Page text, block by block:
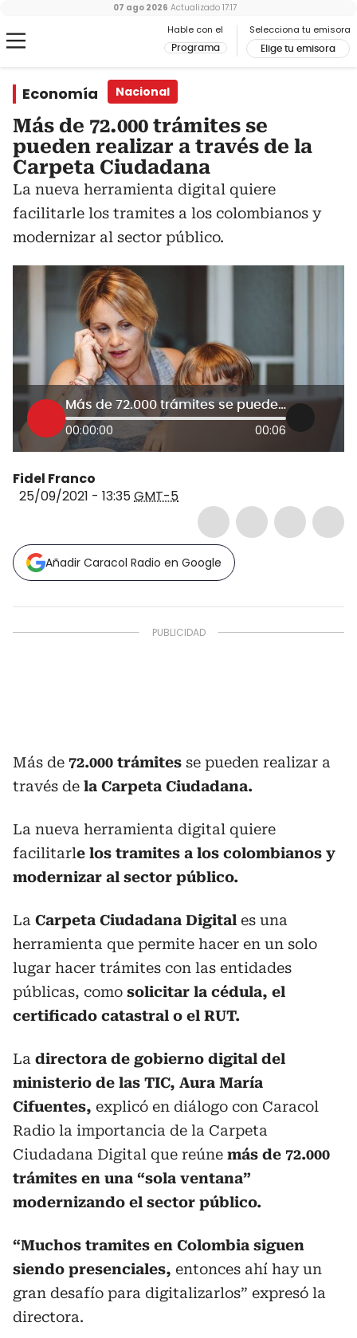
Hable con el
Programa
Selecciona tu emisora
Elige tu emisora
07 ago 2026 Actualizado 17:17
Economía Nacional
Más de 72.000 trámites se
pueden realizar a través de la
Carpeta Ciudadana
La nueva herramienta digital quiere
facilitarle los tramites a los colombianos y
modernizar al sector público.
Más de 72.000 trámites se pueden realizar a través de la Carpeta Ciudadana
00:00:00 00:06
Fidel Franco
25/09/2021 - 13:35GMT-5
Añadir Caracol Radio en Google
Más de 72.000 trámites se pueden realizar a
través de la Carpeta Ciudadana.
La nueva herramienta digital quiere
facilitarle los tramites a los colombianos y
modernizar al sector público.
La Carpeta Ciudadana Digital es una
herramienta que permite hacer en un solo
lugar hacer trámites con las entidades
públicas, como solicitar la cédula, el
certificado catastral o el RUT.
La directora de gobierno digital del
ministerio de las TIC, Aura María
Cifuentes, explicó en diálogo con Caracol
Radio la importancia de la Carpeta
Ciudadana Digital que reúne más de 72.000
trámites en una “sola ventana”
modernizando el sector público.
“Muchos tramites en Colombia siguen
siendo presenciales, entonces ahí hay un
gran desafío para digitalizarlos” expresó la
directora.